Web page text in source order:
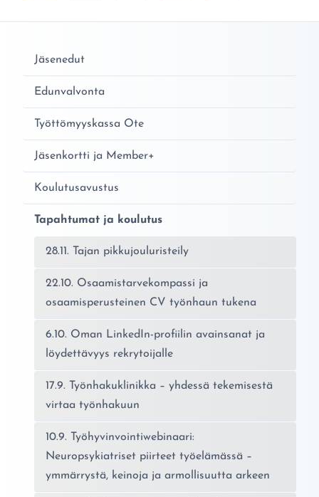
Jäsenedut
Edunvalvonta
Työttömyyskassa Ote
Jäsenkortti ja Member+
Koulutusavustus
Tapahtumat ja koulutus
28.11. Tajan pikkujouluristeily
22.10. Osaamistarvekompassi ja
osaamisperusteinen CV työnhaun tukena
6.10. Oman LinkedIn-profiilin avainsanat ja
löydettävyys rekrytoijalle
17.9. Työnhakuklinikka – yhdessä tekemisestä
virtaa työnhakuun
10.9. Työhyvinvointiwebinaari:
Neuropsykiatriset piirteet työelämässä –
ymmärrystä, keinoja ja armollisuutta arkeen